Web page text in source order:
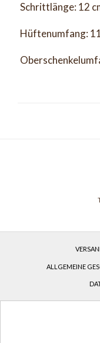
Schrittlänge: 12
Hüftenumfang:
ALLGEMEINE